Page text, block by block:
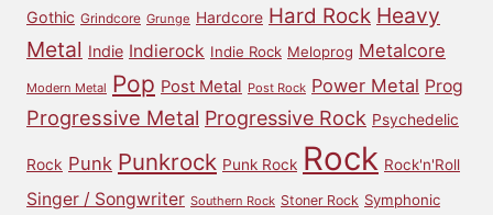
Gothic Grindcore Grunge Hardcore Hard Rock Heavy
Metal Indie Indierock Indie Rock Meloprog Metalcore
Modern Metal Pop Post Metal Post Rock Power Metal Prog
Progressive Metal Progressive Rock Psychedelic
Rock Punk Punkrock Punk Rock Rock Rock'n'Roll
Singer / Songwriter Southern Rock Stoner Rock Symphonic